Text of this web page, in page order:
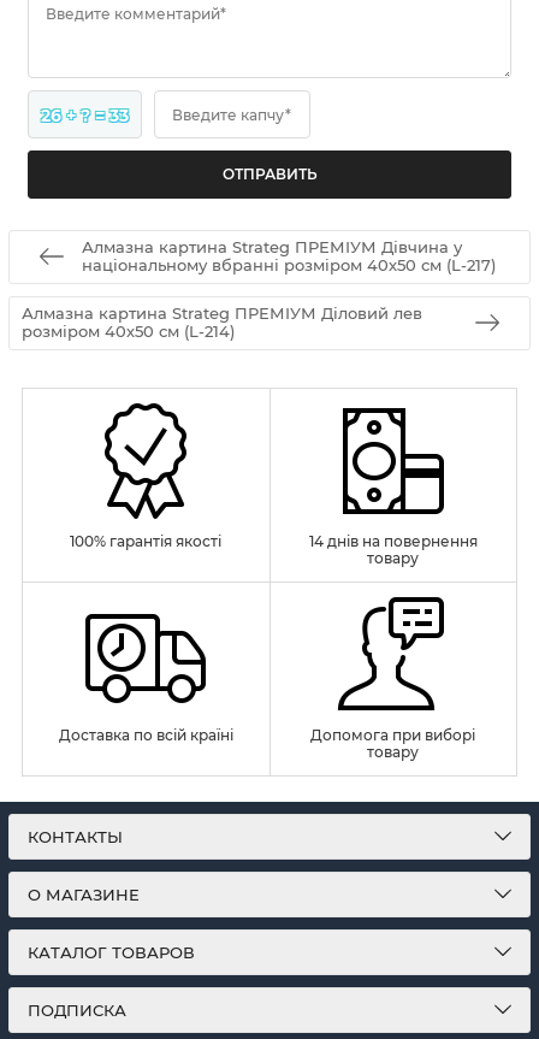
Введите комментарий*
26 + ? = 33 Введите капчу*
Алмазна картина Strateg ПРЕМІУМ Дівчина у
національному вбранні розміром 40х50 см (L-217)
Алмазна картина Strateg ПРЕМІУМ Діловий лев
розміром 40х50 см (L-214)
100% гарантія якості
14 днів на повернення
товару
Доставка по всій країні
Допомога при виборі
товару
КОНТАКТЫ
О МАГАЗИНЕ
КАТАЛОГ ТОВАРОВ
ПОДПИСКА